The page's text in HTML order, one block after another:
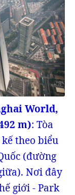
World,
m): Tòa
theo biểu
(đường
Nơi đây
giới - Park